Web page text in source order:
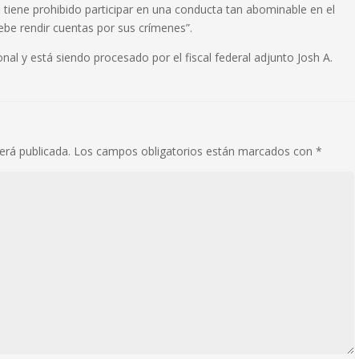
prohibido participar en una conducta tan abominable en el
rendir cuentas por sus crímenes”.
y está siendo procesado por el fiscal federal adjunto Josh A.
publicada. Los campos obligatorios están marcados con*